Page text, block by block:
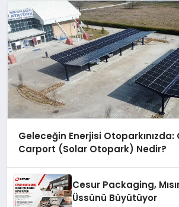
Geleceğin Enerjisi Otoparkınızda:
Carport (Solar Otopark) Nedir?
Cesur Packaging,
Üssünü Büyütüyor